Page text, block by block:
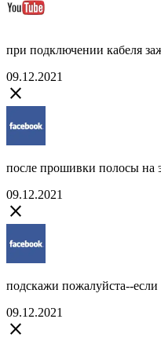
при подключении кабеля
09.12.2021
close
после прошивки полосы на
09.12.2021
close
подскажи пожалуйста--
09.12.2021
close